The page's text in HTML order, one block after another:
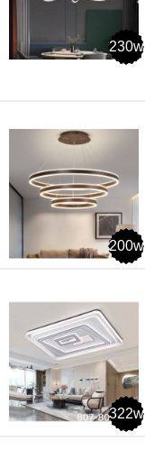
230w
200w
322w